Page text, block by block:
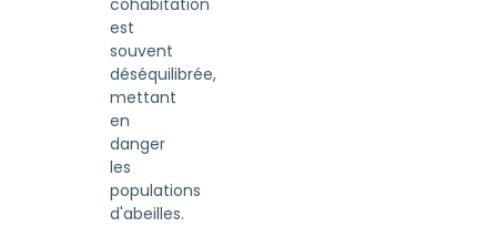
cohabitation
est
souvent
déséquilibrée,
mettant
en
danger
les
populations
d'abeilles.